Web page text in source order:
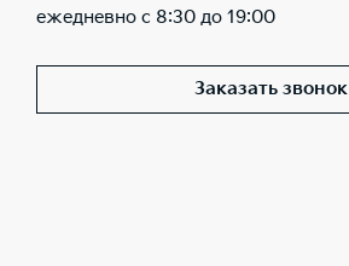
ежедневно с 8:30 до 19:00
Заказать звонок